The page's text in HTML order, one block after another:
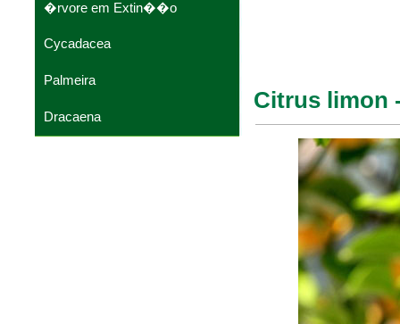
�rvore em Extin��o
Cycadacea
Palmeira
Dracaena
Citrus limon